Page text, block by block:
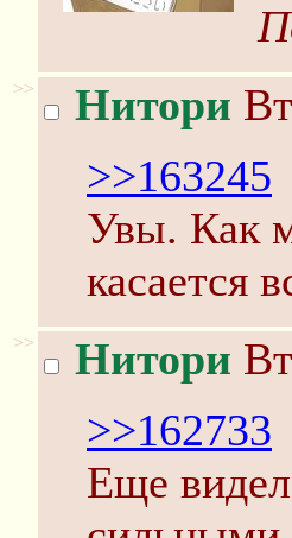
>> Нитори
>>163245
Увы. Как
касается
>> Нитори
>>162733
Еще